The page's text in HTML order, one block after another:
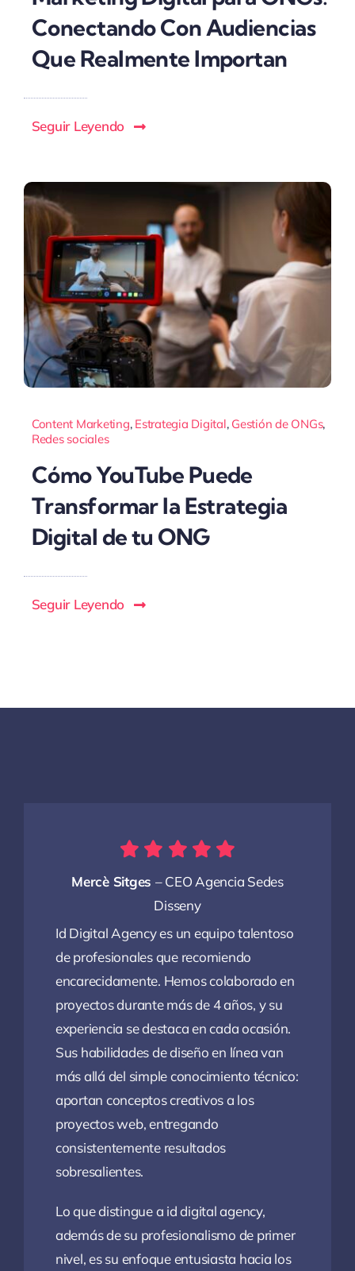
Conectando Con Audiencias
Que Realmente Importan
Seguir Leyendo
Content Marketing, Estrategia Digital, Gestión de ONGs,
Redes sociales
Cómo YouTube Puede
Transformar la Estrategia
Digital de tu ONG
Seguir Leyendo
Mercè Sitges – CEO Agencia Sedes
Disseny
Id Digital Agency es un equipo talentoso
de profesionales que recomiendo
encarecidamente. Hemos colaborado en
proyectos durante más de 4 años, y su
experiencia se destaca en cada ocasión.
Sus habilidades de diseño en línea van
más allá del simple conocimiento técnico:
aportan conceptos creativos a los
proyectos web, entregando
consistentemente resultados
sobresalientes.
Lo que distingue a id digital agency,
además de su profesionalismo de primer
nivel, es su enfoque entusiasta hacia los